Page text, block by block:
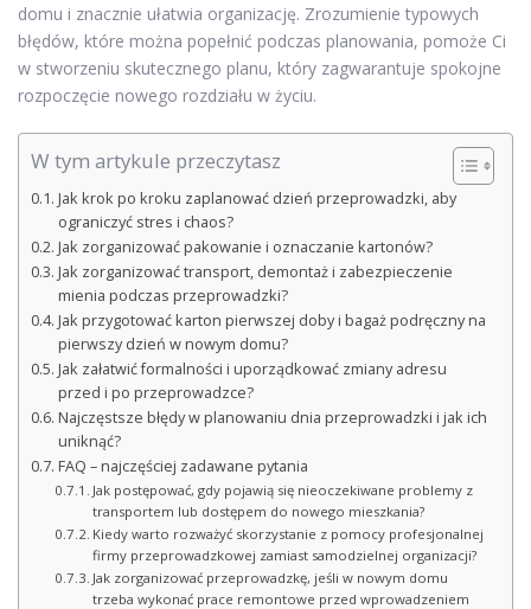
domu i znacznie ułatwia organizację. Zrozumienie typowych
błędów, które można popełnić podczas planowania, pomoże Ci
w stworzeniu skutecznego planu, który zagwarantuje spokojne
rozpoczęcie nowego rozdziału w życiu.
W tym artykule przeczytasz
Jak krok po kroku zaplanować dzień przeprowadzki, aby
ograniczyć stres i chaos?
Jak zorganizować pakowanie i oznaczanie kartonów?
Jak zorganizować transport, demontaż i zabezpieczenie
mienia podczas przeprowadzki?
Jak przygotować karton pierwszej doby i bagaż podręczny na
pierwszy dzień w nowym domu?
Jak załatwić formalności i uporządkować zmiany adresu
przed i po przeprowadzce?
Najczęstsze błędy w planowaniu dnia przeprowadzki i jak ich
uniknąć?
FAQ – najczęściej zadawane pytania
Jak postępować, gdy pojawią się nieoczekiwane problemy z
transportem lub dostępem do nowego mieszkania?
Kiedy warto rozważyć skorzystanie z pomocy profesjonalnej
firmy przeprowadzkowej zamiast samodzielnej organizacji?
Jak zorganizować przeprowadzkę, jeśli w nowym domu
trzeba wykonać prace remontowe przed wprowadzeniem